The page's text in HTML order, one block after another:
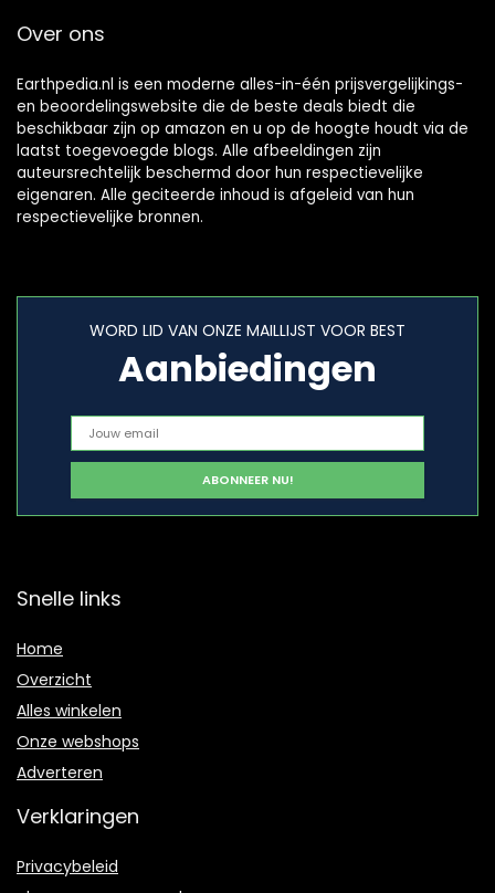
Over ons
Earthpedia.nl is een moderne alles-in-één prijsvergelijkings-
en beoordelingswebsite die de beste deals biedt die
beschikbaar zijn op amazon en u op de hoogte houdt via de
laatst toegevoegde blogs. Alle afbeeldingen zijn
auteursrechtelijk beschermd door hun respectievelijke
eigenaren. Alle geciteerde inhoud is afgeleid van hun
respectievelijke bronnen.
WORD LID VAN ONZE MAILLIJST VOOR BEST
Aanbiedingen
Snelle links
Home
Overzicht
Alles winkelen
Onze webshops
Adverteren
Verklaringen
Privacybeleid